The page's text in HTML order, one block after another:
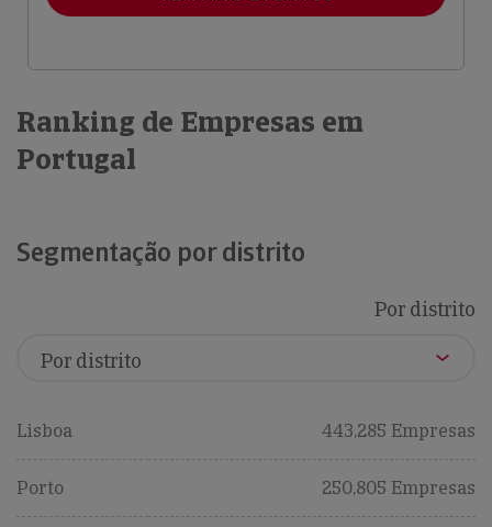
Ranking de Empresas em
Portugal
Segmentação por distrito
Por distrito
Lisboa 443,285 Empresas
Porto 250,805 Empresas